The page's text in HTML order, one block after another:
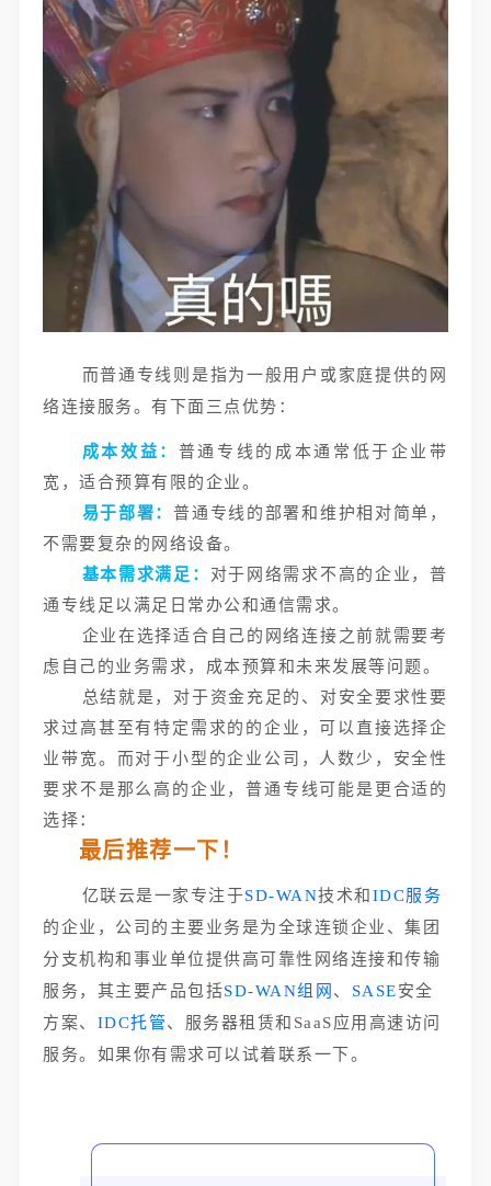
而普通专线则是指为一般用户或家庭提供的网
络连接服务。有下面三点优势：
成本效益： 普通专线的成本通常低于企业带
宽，适合预算有限的企业。
易于部署：普通专线的部署和维护相对简单，
不需要复杂的网络设备。
基本需求满足： 对于网络需求不高的企业，普
通专线足以满足日常办公和通信需求。
企业在选择适合自己的网络连接之前就需要考
虑自己的业务需求，成本预算和未来发展等问题。
总结就是，对于资金充足的、对安全要求性要
求过高甚至有特定需求的的企业，可以直接选择企
业带宽。而对于小型的企业公司，人数少，安全性
要求不是那么高的企业 ，普通专线可能是更合适的
选择：
最后推荐一下！
亿联云是一家专注于SD-WAN技术和 IDC服务
的企业，公司的主要业务是为全球连锁企业、集团
分支机构和事业单位提供高可靠性网络连接和传输
服务，其主要产品包括SD-WAN组网 、 SASE安全
方案、 IDC托管、服务器租赁和SaaS应用高速访问
服务。如果你有需求可以试着联系一下。